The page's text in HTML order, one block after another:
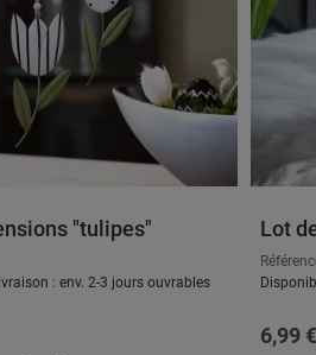
"tulipes"
: env. 2-3 jours ouvrables
Lot
Prix
6,99 €